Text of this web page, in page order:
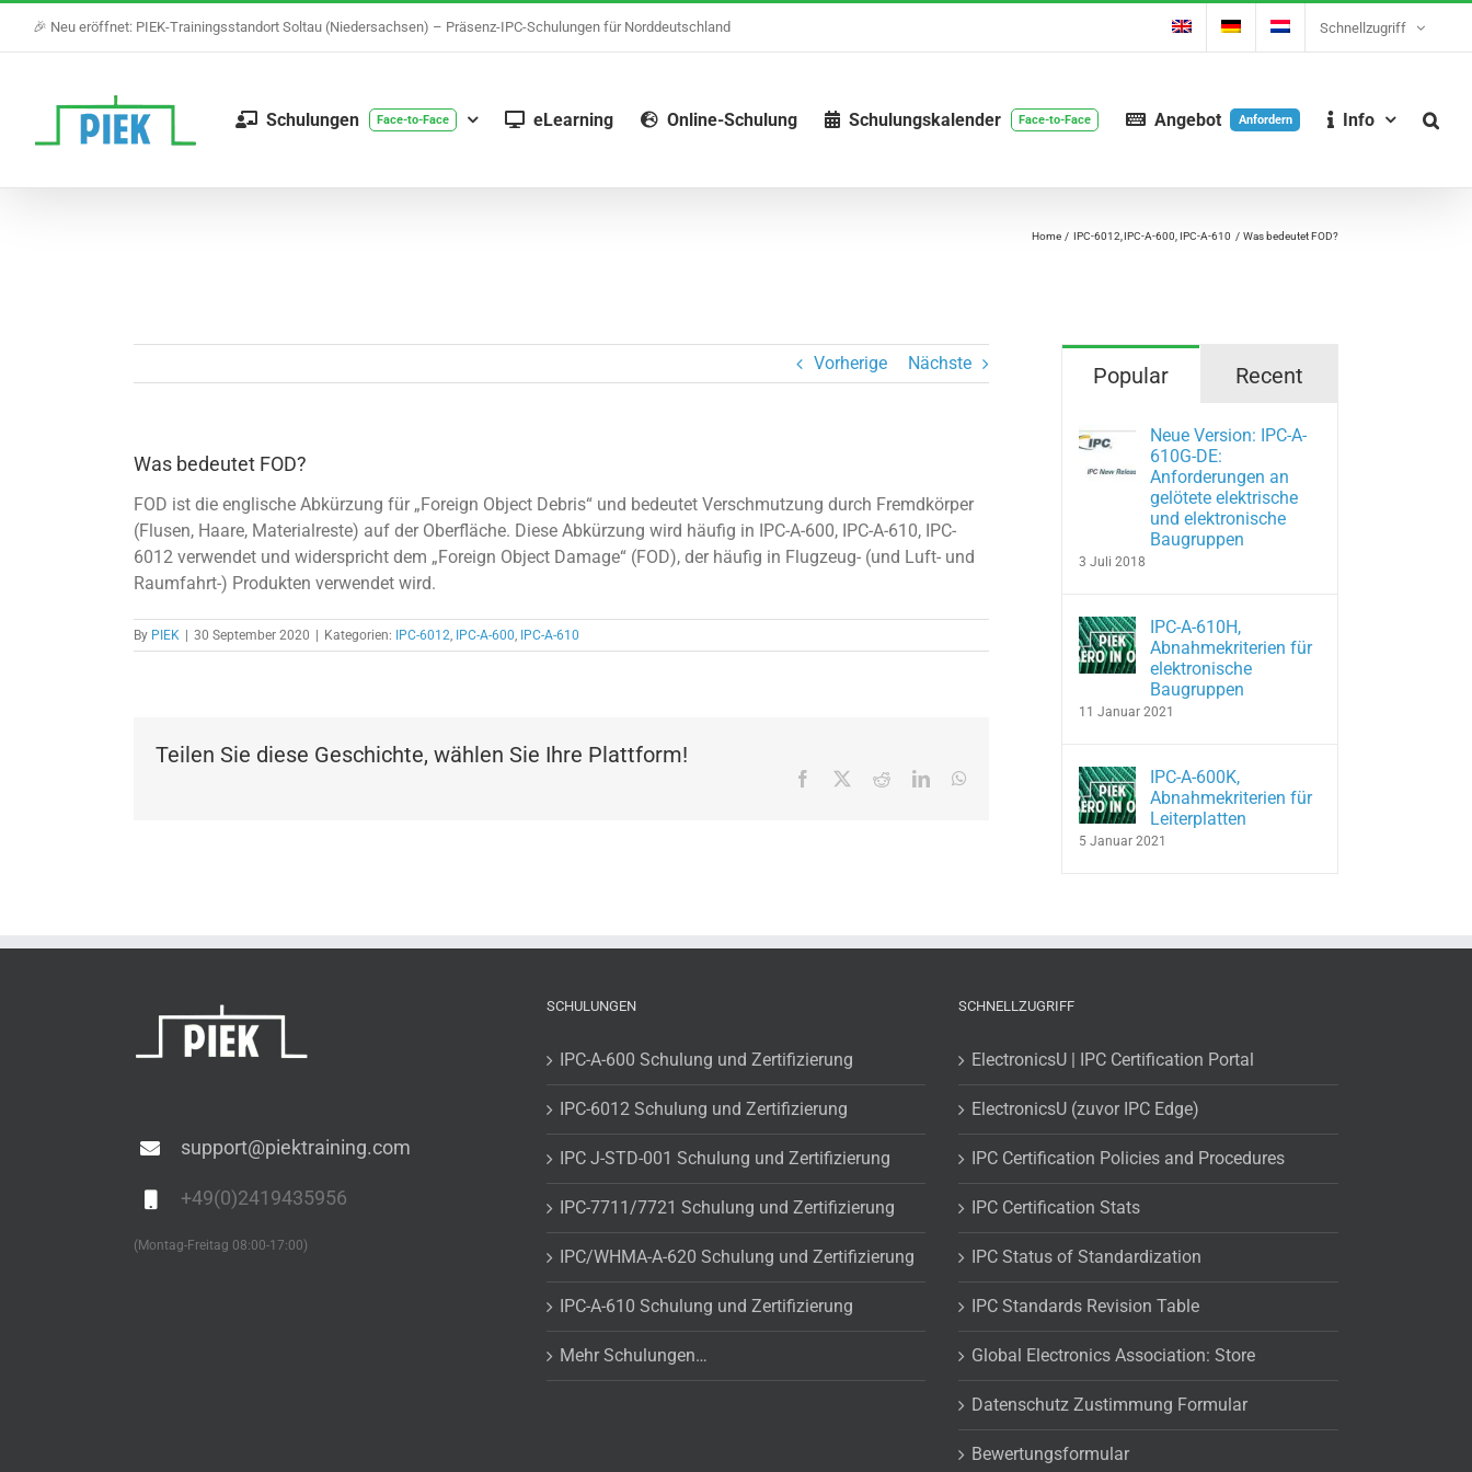
🎉 Neu eröffnet: PIEK-Trainingsstandort Soltau (Niedersachsen) – Präsenz-IPC-Schulungen für Norddeutschland Schnellzugriff
Schulungen Face-to-Face eLearning Online-Schulung Schulungskalender Face-to-Face Angebot Anfordern Info
Home IPC-6012 IPC-A-600 IPC-A-610 Was bedeutet FOD?
Vorherige Nächste
Was bedeutet FOD?
FOD ist die englische Abkürzung für „Foreign Object Debris“ und bedeutet Verschmutzung durch Fremdkörper
(Flusen, Haare, Materialreste) auf der Oberfläche. Diese Abkürzung wird häufig in IPC-A-600, IPC-A-610, IPC-
6012 verwendet und widerspricht dem „Foreign Object Damage“ (FOD), der häufig in Flugzeug- (und Luft- und
Raumfahrt-) Produkten verwendet wird.
By PIEK 30 September 2020 Kategorien: IPC-6012, IPC-A-600, IPC-A-610
Teilen Sie diese Geschichte, wählen Sie Ihre Plattform!
Facebook RedditLinkedIn
Popular Recent
Neue Version: IPC-A-
610G-DE:
Anforderungen an
gelötete elektrische
und elektronische
Baugruppen
3 Juli 2018
IPC-A-610H,
Abnahmekriterien für
elektronische
Baugruppen
11 Januar 2021
IPC-A-600K,
Abnahmekriterien für
Leiterplatten
5 Januar 2021
support@piektraining.com
+49(0)2419435956
(Montag-Freitag 08:00-17:00)
SCHULUNGEN
IPC-A-600 Schulung und Zertifizierung
IPC-6012 Schulung und Zertifizierung
IPC J-STD-001 Schulung und Zertifizierung
IPC-7711/7721 Schulung und Zertifizierung
IPC/WHMA-A-620 Schulung und Zertifizierung
IPC-A-610 Schulung und Zertifizierung
Mehr Schulungen…
SCHNELLZUGRIFF
ElectronicsU | IPC Certification Portal
ElectronicsU (zuvor IPC Edge)
IPC Certification Policies and Procedures
IPC Certification Stats
IPC Status of Standardization
IPC Standards Revision Table
Global Electronics Association: Store
Datenschutz Zustimmung Formular
Bewertungsformular